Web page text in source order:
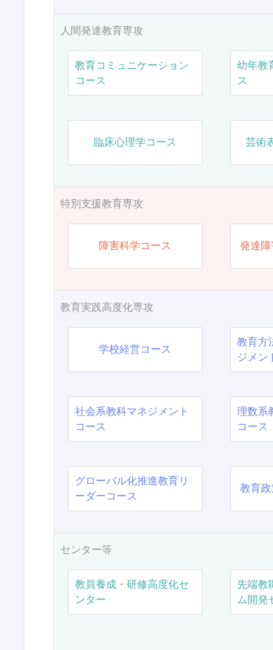
人間発達教育専攻
教育コミュニケーション
コース
幼年教
ス
臨床心理学コース 芸術
特別支援教育専攻
障害科学コース 発達
教育実践高度化専攻
学校経営コース
教育方
ジメン
社会系教科マネジメント
コース
理数系
コース
グローバル化推進教育リ
ーダーコース
教育
センター等
教員養成・研修高度化セ
ンター
先端教
ム開発